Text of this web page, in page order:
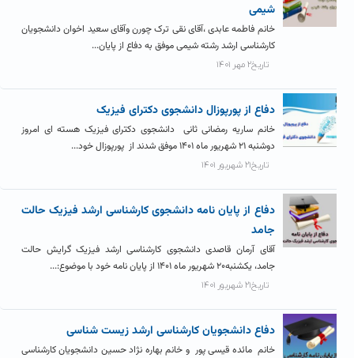
شیمی
خانم فاطمه عابدی ،آقای نقی ترک چورن وآقای سعید اخوان دانشجویان
کارشناسی ارشد رشته شیمی موفق به دفاع از پایان...
تاریخ۲ مهر ۱۴۰۱
دفاع از پورپوزال دانشجوی دکترای فیزیک
خانم ساریه رمضانی ثانی دانشجوی دکترای فیزیک هسته ای امروز
دوشنبه ۲۱ شهریور ماه ۱۴۰۱ موفق شدند از پورپوزال خود...
تاریخ۲۱ شهریور ۱۴۰۱
دفاع از پایان نامه دانشجوی کارشناسی ارشد فیزیک حالت
جامد
آقای آرمان قاصدی دانشجوی کارشناسی ارشد فیزیک گرایش حالت
جامد، یکشنبه۲۰ شهریور ماه ۱۴۰۱ از پایان نامه خود با موضوع:...
تاریخ۲۱ شهریور ۱۴۰۱
دفاع دانشجویان کارشناسی ارشد زیست شناسی
خانم مائده قیسی پور و خانم بهاره نژاد حسین دانشجویان کارشناسی